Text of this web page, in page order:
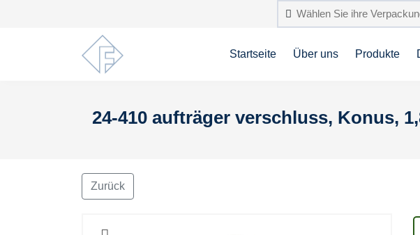
Startseite Über uns Produkte
24-410 aufträger verschluss, Konus,
Zurück